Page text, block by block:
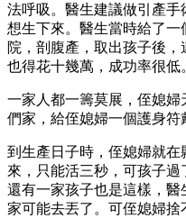
法呼吸。醫生建議做引產
想生下來。醫生當時給了
院，剖腹產，取出孩子後
也得花十幾萬，成功率很低
一家人都一籌莫展，侄媳
們家，給侄媳婦一個護身符
到生產日子時，侄媳婦就
來，只能活三秒，可孩子
還有一家孩子也是這樣，
家可能去丟了。可侄媳婦